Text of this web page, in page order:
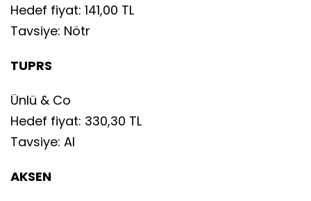
Hedef fiyat: 141,00 TL
Tavsiye: Nötr
TUPRS
Ünlü & Co
Hedef fiyat: 330,30 TL
Tavsiye: Al
AKSEN